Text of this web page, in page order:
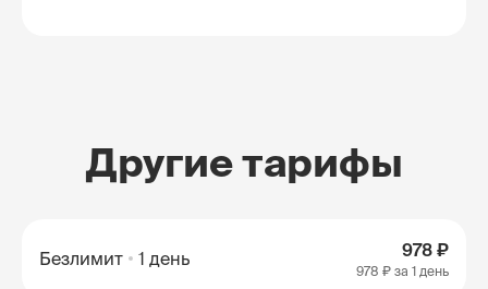
Другие тарифы
Безлимит 1 день 978 ₽
978 ₽ за 1 день